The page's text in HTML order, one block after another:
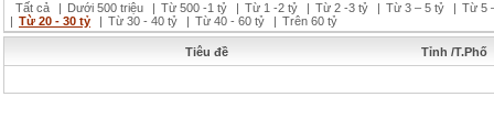
Tất cả
| Dưới 500 triệu | Từ 500 -1 tỷ | Từ 1 -2 tỷ | Từ 2 -3 tỷ | Từ 3 – 5 tỷ | Từ 5
| Từ 20 - 30 tỷ | Từ 30 - 40 tỷ | Từ 40 - 60 tỷ | Trên 60 tỷ
Tiêu đề Tỉnh /T.Phố